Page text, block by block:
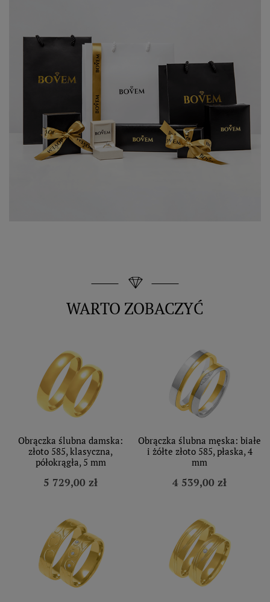
WARTO ZOBACZYĆ
Obrączka ślubna damska:
złoto 585, klasyczna,
półokrągła, 5 mm
5 729,00 zł
Obrączka ślubna męska: białe
i żółte złoto 585, płaska, 4
mm
4 539,00 zł